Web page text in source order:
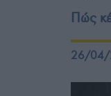
Πώς
26/04/